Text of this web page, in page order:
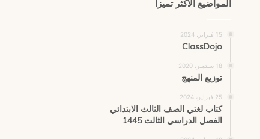
المواضيع الأكثر تميزاً
15 فبراير، 2024
ClassDojo
18 سبتمبر، 2020
توزيع المنهج
25 فبراير، 2024
كتاب لغتي الصف الثالث الابتدائي
الفصل الدراسي الثالث 1445